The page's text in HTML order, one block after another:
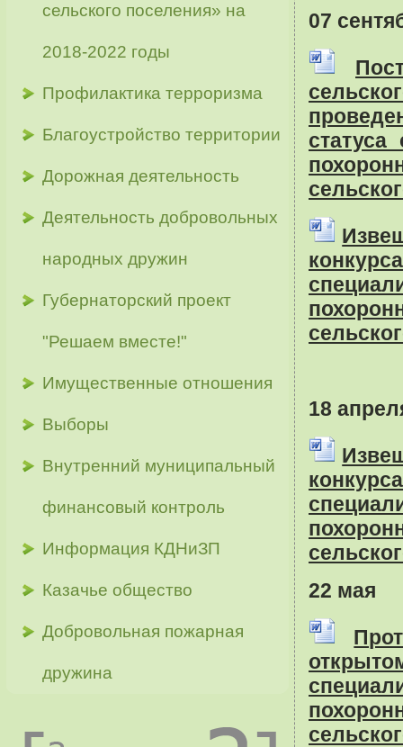
сельского поселения» на
2018-2022 годы
Профилактика терроризма
Благоустройство территории
Дорожная деятельность
Деятельность добровольных
народных дружин
Губернаторский проект
"Решаем вместе!"
Имущественные отношения
Выборы
Внутренний муниципальный
финансовый контроль
Информация КДНиЗП
Казачье общество
Добровольная пожарная
дружина
07
18
22 мая